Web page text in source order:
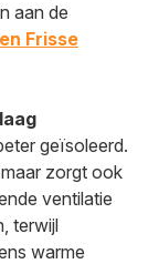
aan de
Frisse
geïsoleerd.
zorgt ook
ventilatie
terwijl
warme